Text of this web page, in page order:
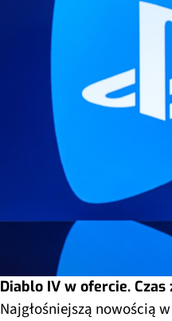
Diablo IV w ofercie. Czas
Najgłośniejszą nowością